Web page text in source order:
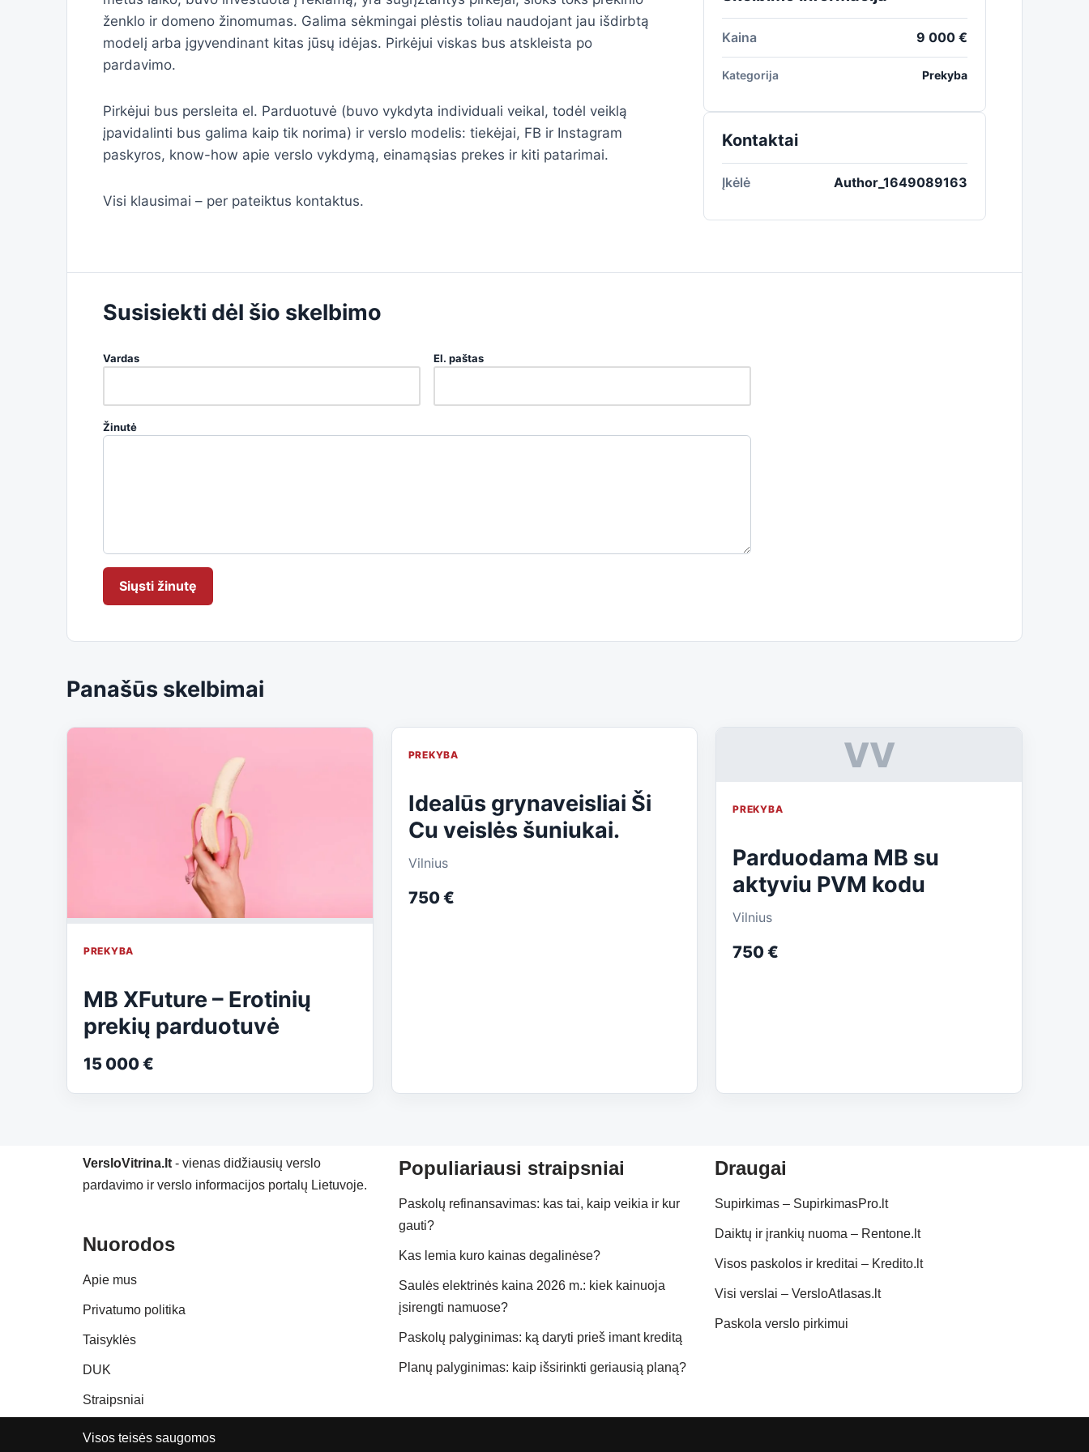
ženklo ir domeno žinomumas. Galima sėkmingai plėstis toliau naudojant jau išdirbtą
modelį arba įgyvendinant kitas jūsų idėjas. Pirkėjui viskas bus atskleista po
pardavimo.
Pirkėjui bus persleita el. Parduotuvė (buvo vykdyta individuali veikal, todėl veiklą
įpavidalinti bus galima kaip tik norima) ir verslo modelis: tiekėjai, FB ir Instagram
paskyros, know-how apie verslo vykdymą, einamąsias prekes ir kiti patarimai.
Visi klausimai – per pateiktus kontaktus.
Kaina 9 000 €
Kategorija Prekyba
Kontaktai
Įkėlė Author_1649089163
Susisiekti dėl šio skelbimo
Vardas El. paštas
Žinutė
Siųsti žinutę
Panašūs skelbimai
PREKYBA
MB XFuture – Erotinių
prekių parduotuvė
15 000 €
PREKYBA
Idealūs grynaveisliai Ši
Cu veislės šuniukai.
Vilnius
750 €
VV
PREKYBA
Parduodama MB su
aktyviu PVM kodu
Vilnius
750 €
VersloVitrina.lt - vienas didžiausių verslo
pardavimo ir verslo informacijos portalų Lietuvoje.
Nuorodos
Apie mus
Privatumo politika
Taisyklės
DUK
Straipsniai
Populiariausi straipsniai
Paskolų refinansavimas: kas tai, kaip veikia ir kur
gauti?
Kas lemia kuro kainas degalinėse?
Saulės elektrinės kaina 2026 m.: kiek kainuoja
įsirengti namuose?
Paskolų palyginimas: ką daryti prieš imant kreditą
Planų palyginimas: kaip išsirinkti geriausią planą?
Draugai
Supirkimas – SupirkimasPro.lt
Daiktų ir įrankių nuoma – Rentone.lt
Visos paskolos ir kreditai – Kredito.lt
Visi verslai – VersloAtlasas.lt
Paskola verslo pirkimui
Visos teisės saugomos